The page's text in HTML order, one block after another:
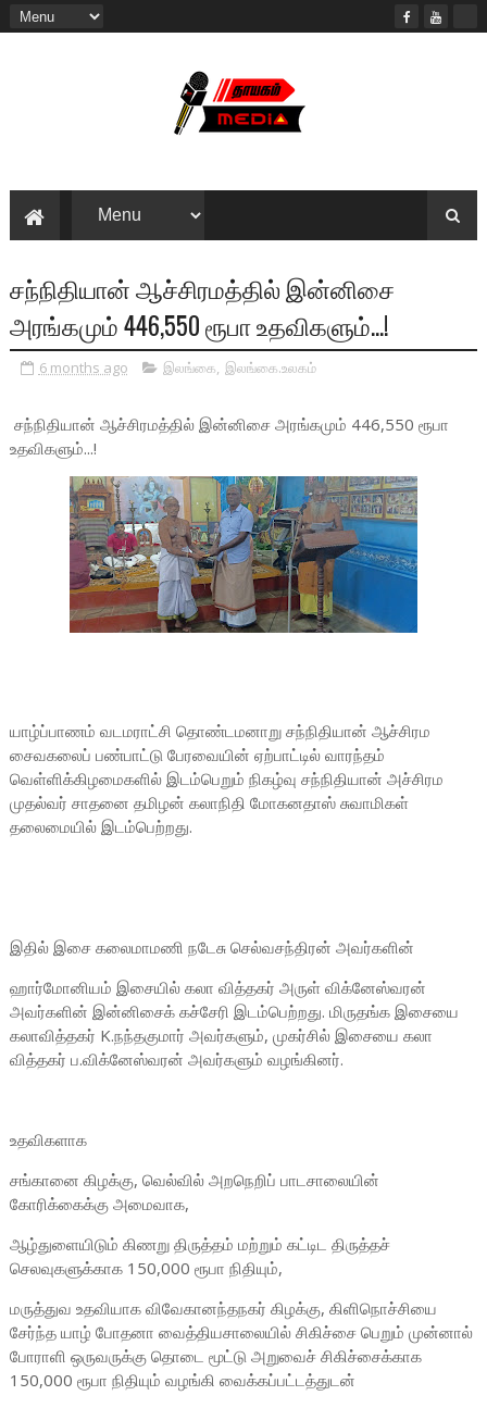
சந்நிதியான் ஆச்சிரமத்தில் இன்னிசை
அரங்கமும் 446,550 ரூபா உதவிகளும்...!
6 months ago இலங்கை, இலங்கை.உலகம்
சந்நிதியான் ஆச்சிரமத்தில் இன்னிசை அரங்கமும் 446,550 ரூபா
உதவிகளும்...!
யாழ்ப்பாணம் வடமராட்சி தொண்டமனாறு சந்நிதியான் ஆச்சிரம
சைவகலைப் பண்பாட்டு பேரவையின் ஏற்பாட்டில் வாரந்தம்
வெள்ளிக்கிழமைகளில் இடம்பெறும் நிகழ்வு சந்நிதியான் அச்சிரம
முதல்வர் சாதனை தமிழன் கலாநிதி மோகனதாஸ் சுவாமிகள்
தலைமையில் இடம்பெற்றது.
இதில் இசை கலைமாமணி நடேசு செல்வசந்திரன் அவர்களின்
ஹார்மோனியம் இசையில் கலா வித்தகர் அருள் விக்னேஸ்வரன்
அவர்களின் இன்னிசைக் கச்சேரி இடம்பெற்றது. மிருதங்க இசையை
கலாவித்தகர் K.நந்தகுமார் அவர்களும், முகர்சில் இசையை கலா
வித்தகர் ப.விக்னேஸ்வரன் அவர்களும் வழங்கினர்.
உதவிகளாக
சங்கானை கிழக்கு, வெல்வில் அறநெறிப் பாடசாலையின்
கோரிக்கைக்கு அமைவாக,
ஆழ்துளையிடும் கிணறு திருத்தம் மற்றும் கட்டிட திருத்தச்
செலவுகளுக்காக 150,000 ரூபா நிதியும்,
மருத்துவ உதவியாக விவேகானந்தநகர் கிழக்கு, கிளிநொச்சியை
சேர்ந்த யாழ் போதனா வைத்தியசாலையில் சிகிச்சை பெறும் முன்னால்
போராளி ஒருவருக்கு தொடை மூட்டு அறுவைச் சிகிச்சைக்காக
150,000 ரூபா நிதியும் வழங்கி வைக்கப்பட்டத்துடன்